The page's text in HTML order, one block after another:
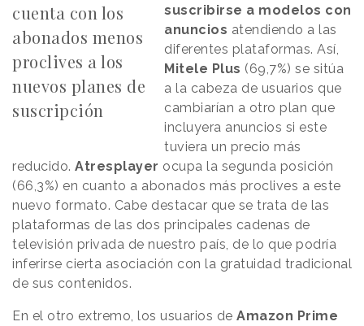
cuenta con los
abonados menos
proclives a los
nuevos planes de
suscripción
suscribirse a modelos con
anuncios atendiendo a las
diferentes plataformas. Así,
Mitele Plus (69,7%) se sitúa
a la cabeza de usuarios que
cambiarían a otro plan que
incluyera anuncios si este
tuviera un precio más
reducido. Atresplayer ocupa la segunda posición
(66,3%) en cuanto a abonados más proclives a este
nuevo formato. Cabe destacar que se trata de las
plataformas de las dos principales cadenas de
televisión privada de nuestro país, de lo que podría
inferirse cierta asociación con la gratuidad tradicional
de sus contenidos.
En el otro extremo, los usuarios de Amazon Prime